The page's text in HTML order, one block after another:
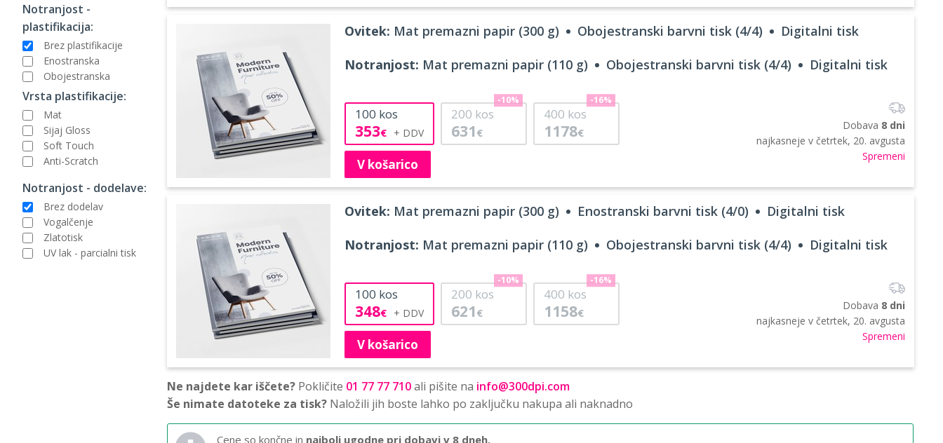
Notranjost -
plastifikacija:
Brez plastifikacije
Enostranska
Obojestranska
Vrsta plastifikacije:
Mat
Sijaj Gloss
Soft Touch
Anti-Scratch
Notranjost - dodelave:
Brez dodelav
Vogalčenje
Zlatotisk
UV lak - parcialni tisk
Ovitek: Mat premazni papir (300 g) Obojestranski barvni tisk (4/4) Digitalni tisk
Notranjost: Mat premazni papir (110 g) Obojestranski barvni tisk (4/4) Digitalni tisk
100 kos
353€
200 kos
631 €
-10%
400 kos
1178€
-16%
V košarico
Dobava 8 dni
najkasneje v četrtek, 20. avgusta
Spremeni
Ovitek: Mat premazni papir (300 g) Enostranski barvni tisk (4/0) Digitalni tisk
Notranjost: Mat premazni papir (110 g) Obojestranski barvni tisk (4/4) Digitalni tisk
100 kos
348€
200 kos
621 €
-10%
400 kos
1158€
-16%
V košarico
Dobava 8 dni
najkasneje v četrtek, 20. avgusta
Spremeni
Ne najdete kar iščete? Pokličite 01 77 77 710ali pišite na info@300dpi.com
Še nimate datoteke za tisk? Naložili jih boste lahko po zaključku nakupa ali naknadno
Cene so končne in najbolj ugodne pri dobavi v 8 dneh.